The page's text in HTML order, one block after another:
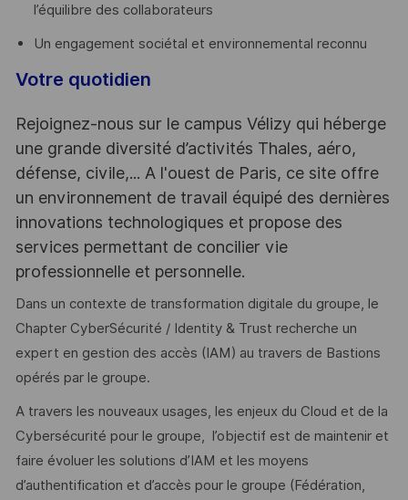
l’équilibre des collaborateurs
Un engagement sociétal et environnemental reconnu
Votre quotidien
Rejoignez-nous sur le campus Vélizy qui héberge
une grande diversité d’activités Thales, aéro,
défense, civile,... A l'ouest de Paris, ce site offre
un environnement de travail équipé des dernières
innovations technologiques et propose des
services permettant de concilier vie
professionnelle et personnelle.
Dans un contexte de transformation digitale du groupe, le
Chapter CyberSécurité / Identity & Trust recherche un
expert en gestion des accès (IAM) au travers de Bastions
opérés par le groupe.
A travers les nouveaux usages, les enjeux du Cloud et de la
Cybersécurité pour le groupe, l’objectif est de maintenir et
faire évoluer les solutions d’IAM et les moyens
d’authentification et d’accès pour le groupe (Fédération,